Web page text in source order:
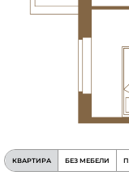
КВАРТИРА БЕЗ МЕБЕЛИ